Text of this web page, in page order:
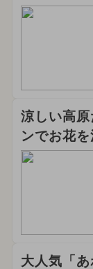
涼しい高
ンでお花
大人気「